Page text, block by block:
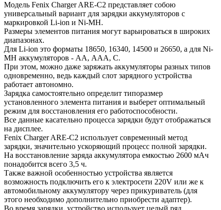
Модель Fenix Charger ARE-C2 представляет собою
универсальный вариант для зарядки аккумуляторов с
маркировкой Li-ion и Ni-MH.
Размеры элементов питания могут варьироваться в широких
диапазонах.
Для Li-ion это форматы 18650, 16340, 14500 и 26650, а для Ni-
MH аккумуляторов - AA, ААА, С.
При этом, можно даже заряжать аккумуляторы разных типов
одновременно, ведь каждый слот зарядного устройства
работает автономно.
Зарядка самостоятельно определит типоразмер
установленного элемента питания и выберет оптимальный
режим для восстановления его работоспособности.
Все данные касательно процесса зарядки будут отображаться
на дисплее.
Fenix Charger ARE-C2 использует современный метод
зарядки, значительно ускоряющий процесс полной зарядки.
На восстановление заряда аккумулятора емкостью 2600 мАч
понадобится всего 3,5 ч.
Также важной особенностью устройства является
возможность подключить его к электросети 220V или же к
автомобильному аккумулятору через прикуриватель (для
этого необходимо дополнительно приобрести адаптер).